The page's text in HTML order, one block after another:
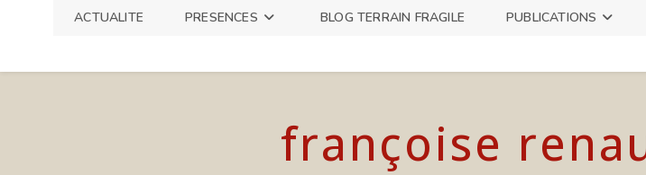
ACTUALITE PRESENCES BLOG TERRAIN FRAGILE PUBLICATIONS
françoise